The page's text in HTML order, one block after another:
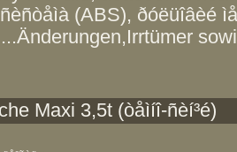
(ABS), ðóëüîâèé
Maxi 3,5t (òåìíî-ñèí³é)